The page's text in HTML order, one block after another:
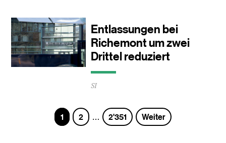
0
Minuten
Entlassungen bei
Richemont um zwei
Drittel reduziert
Durchschnittliche
Lesezeit
Minuten
SI
Seite
1 Seite
2 … Seite
2'351 Weiter